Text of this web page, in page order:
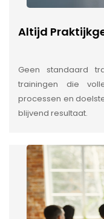
Altijd
Geen standaard
trainingen die
processen en
blijvend resultaat.